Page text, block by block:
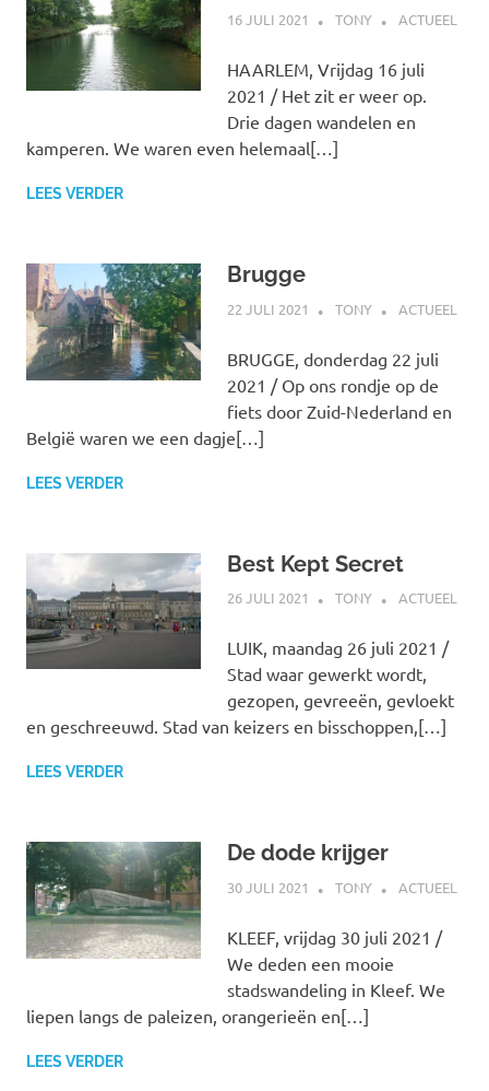
16 JULI 2021 TONY ACTUEEL
HAARLEM, Vrijdag 16 juli
2021 / Het zit er weer op.
Drie dagen wandelen en
kamperen. We waren even helemaal[…]
LEES VERDER
Brugge
22 JULI 2021 TONY ACTUEEL
BRUGGE, donderdag 22 juli
2021 / Op ons rondje op de
fiets door Zuid-Nederland en
België waren we een dagje[…]
LEES VERDER
Best Kept Secret
26 JULI 2021 TONY ACTUEEL
LUIK, maandag 26 juli 2021 /
Stad waar gewerkt wordt,
gezopen, gevreeën, gevloekt
en geschreeuwd. Stad van keizers en bisschoppen,[…]
LEES VERDER
De dode krijger
30 JULI 2021 TONY ACTUEEL
KLEEF, vrijdag 30 juli 2021 /
We deden een mooie
stadswandeling in Kleef. We
liepen langs de paleizen, orangerieën en[…]
LEES VERDER